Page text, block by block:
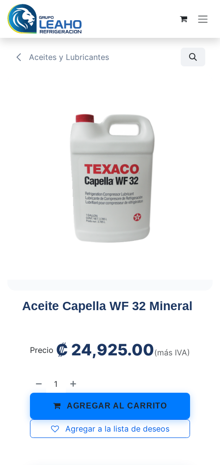
Ir al contenido
Aceites y Lubricantes
Aceite Capella WF 32 Mineral
AGREGAR AL CARRITO
Agregar a la lista de deseos
Precio ₡ 24,925.00(más IVA)